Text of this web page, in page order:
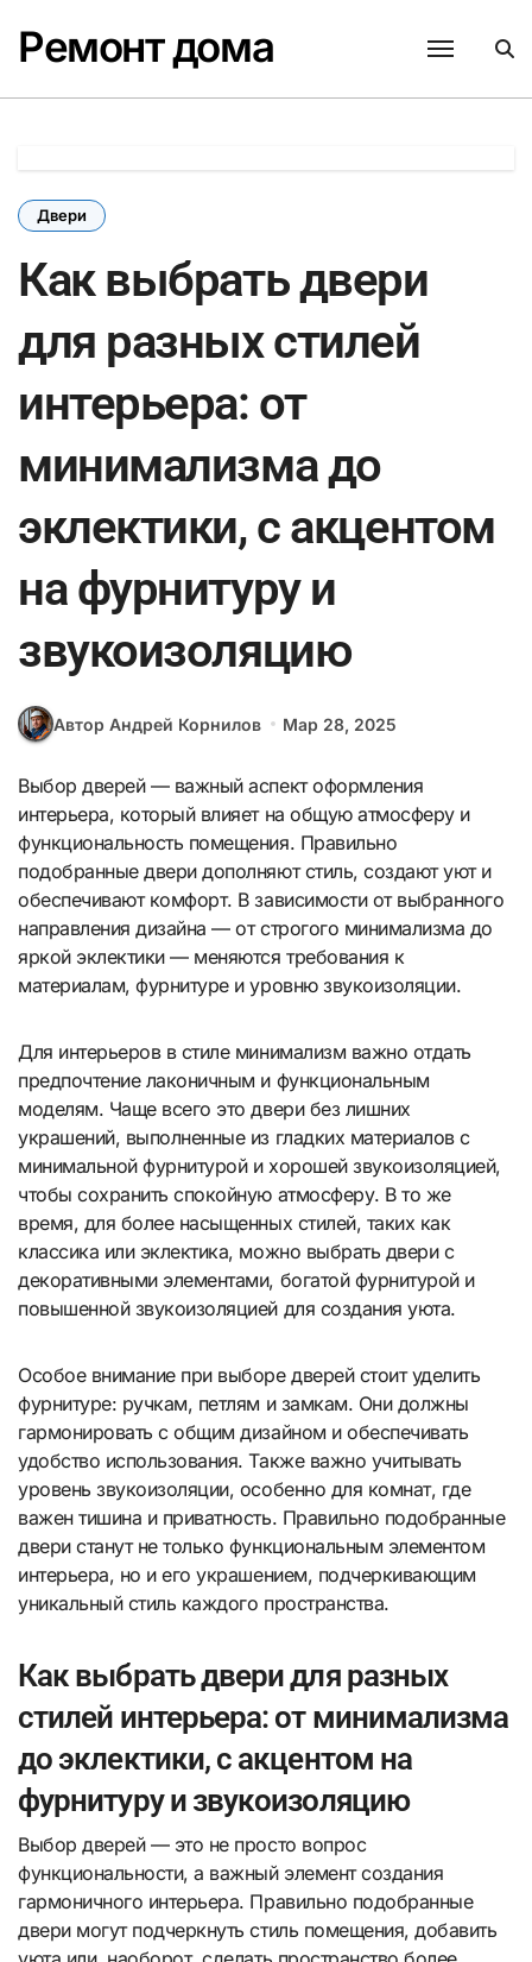
содержанию
Ремонт дома
Двери
Как выбрать двери
для разных стилей
интерьера: от
минимализма до
эклектики, с акцентом
на фурнитуру и
звукоизоляцию
Автор Андрей Корнилов Мар 28, 2025
Выбор дверей — важный аспект оформления
интерьера, который влияет на общую атмосферу и
функциональность помещения. Правильно
подобранные двери дополняют стиль, создают уют и
обеспечивают комфорт. В зависимости от выбранного
направления дизайна — от строгого минимализма до
яркой эклектики — меняются требования к
материалам, фурнитуре и уровню звукоизоляции.
Для интерьеров в стиле минимализм важно отдать
предпочтение лаконичным и функциональным
моделям. Чаще всего это двери без лишних
украшений, выполненные из гладких материалов с
минимальной фурнитурой и хорошей звукоизоляцией,
чтобы сохранить спокойную атмосферу. В то же
время, для более насыщенных стилей, таких как
классика или эклектика, можно выбрать двери с
декоративными элементами, богатой фурнитурой и
повышенной звукоизоляцией для создания уюта.
Особое внимание при выборе дверей стоит уделить
фурнитуре: ручкам, петлям и замкам. Они должны
гармонировать с общим дизайном и обеспечивать
удобство использования. Также важно учитывать
уровень звукоизоляции, особенно для комнат, где
важен тишина и приватность. Правильно подобранные
двери станут не только функциональным элементом
интерьера, но и его украшением, подчеркивающим
уникальный стиль каждого пространства.
Как выбрать двери для разных
стилей интерьера: от минимализма
до эклектики, с акцентом на
фурнитуру и звукоизоляцию
Выбор дверей — это не просто вопрос
функциональности, а важный элемент создания
гармоничного интерьера. Правильно подобранные
двери могут подчеркнуть стиль помещения, добавить